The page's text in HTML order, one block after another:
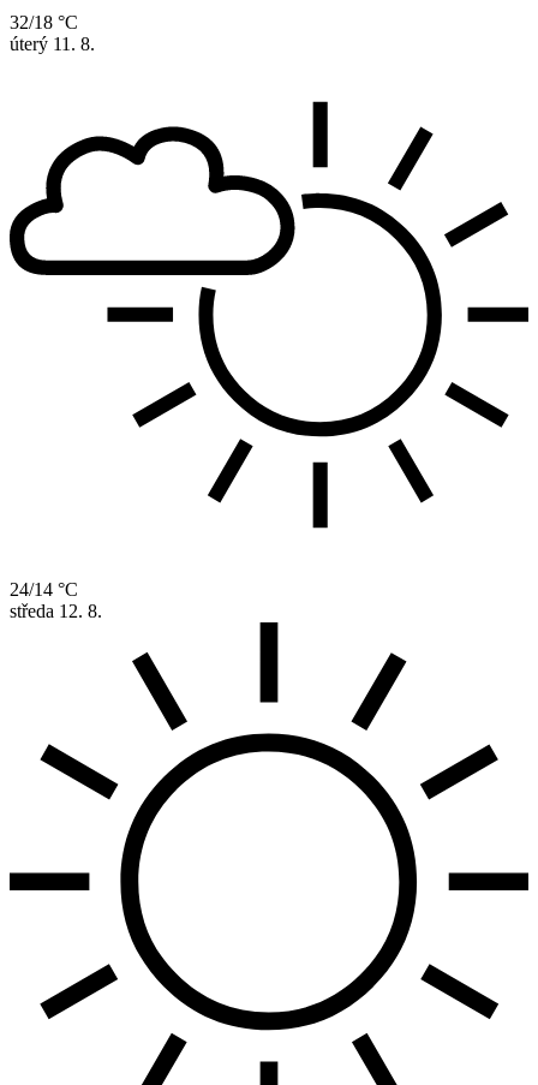
32/18 °C
úterý 11. 8.
24/14 °C
středa 12. 8.